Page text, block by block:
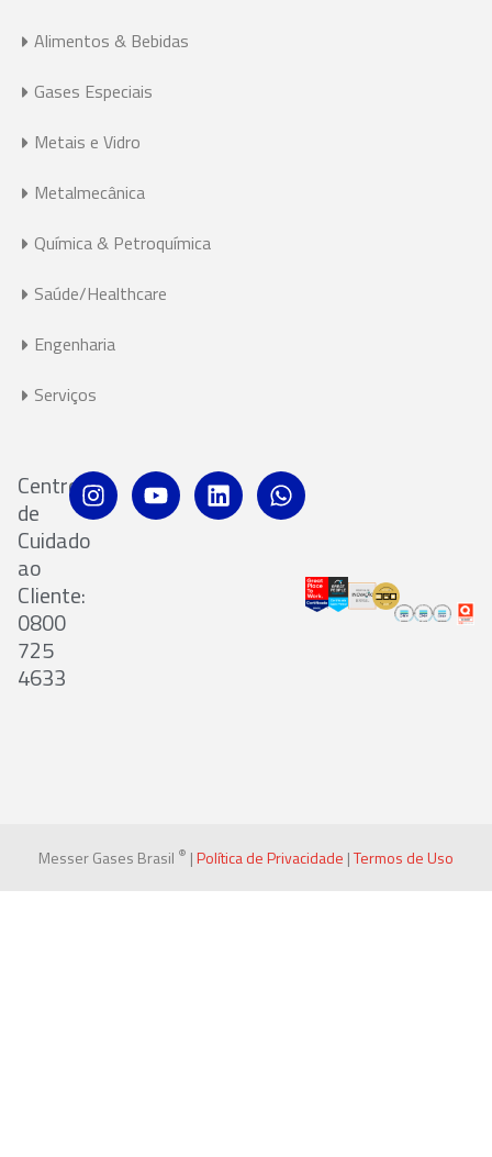
Alimentos & Bebidas
Gases Especiais
Metais e Vidro
Metalmecânica
Química & Petroquímica
Saúde/Healthcare
Engenharia
Serviços
Centro
de
Cuidado
ao
Cliente:
0800
725
4633
Messer Gases Brasil ® |Política de Privacidade |Termos de Uso